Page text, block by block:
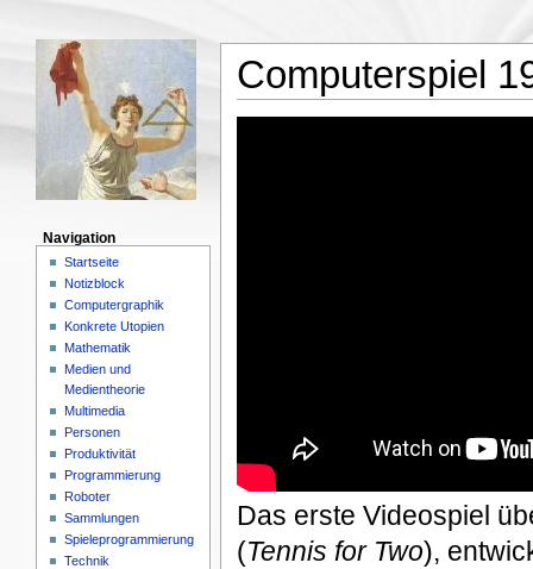
Computerspiel
Das erste Videospiel
(Tennis for Two),
Navigation
Startseite
Notizblock
Computergraphik
Konkrete Utopien
Mathematik
Medien und
Medientheorie
Multimedia
Personen
Produktivität
Programmierung
Roboter
Sammlungen
Spieleprogrammierung
Technik